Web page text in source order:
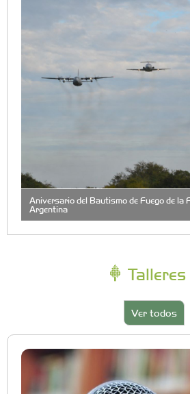
Aniversario del Bautismo de Fuego de la
Argentina
Talleres
Ver todos